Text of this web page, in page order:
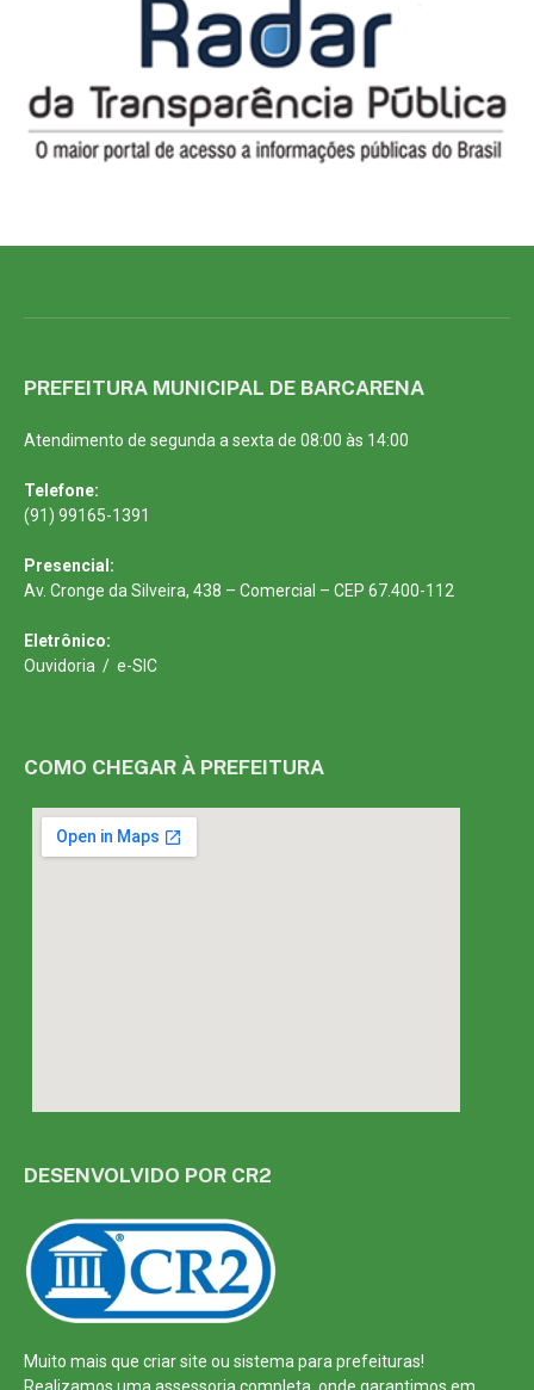
PREFEITURA MUNICIPAL DE BARCARENA
Atendimento de segunda a sexta de 08:00 às 14:00
Telefone:
(91) 99165-1391
Presencial:
Av. Cronge da Silveira, 438 – Comercial – CEP 67.400-112
Eletrônico:
Ouvidoria / e-SIC
COMO CHEGAR À PREFEITURA
DESENVOLVIDO POR CR2
Muito mais que criar site ou sistema para prefeituras!